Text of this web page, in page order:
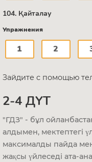
104. Қайталау
Упражнения
1 2
Зайдите с помощью
2-4 ДҮТ
"ГДЗ" - бұл
алдымен, мектептегі
максималды пайда
жақсы үйлеседі ата-